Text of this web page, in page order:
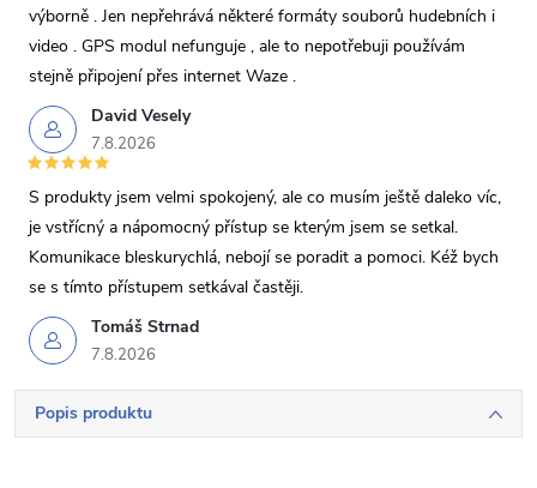
David Vesely
7.8.2026
výborně . Jen nepřehrává některé formáty souborů hudebních i
video . GPS modul nefunguje , ale to nepotřebuji používám
stejně připojení přes internet Waze .
Tomáš Strnad
7.8.2026
S produkty jsem velmi spokojený, ale co musím ještě daleko víc,
je vstřícný a nápomocný přístup se kterým jsem se setkal.
Komunikace bleskurychlá, nebojí se poradit a pomoci. Kéž bych
se s tímto přístupem setkával častěji.
Popis produktu